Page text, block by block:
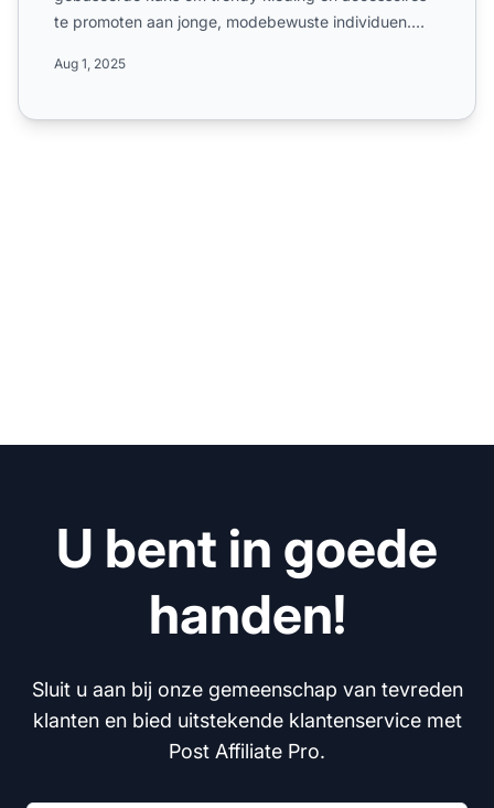
te promoten aan jonge, modebewuste individuen.
Aug 1, 2025
U bent in goede
handen!
Sluit u aan bij onze gemeenschap van tevreden
klanten en bied uitstekende klantenservice met
Post Affiliate Pro.